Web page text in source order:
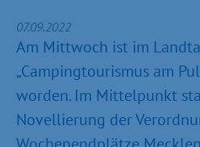
07.09.2022
Am Mittwoch ist im
„Campingtourismus am
worden. Im Mittelpunkt
Novellierung der